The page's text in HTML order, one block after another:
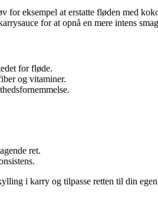
for eksempel at erstatte fløden med
for at opnå en mere intens
for fløde.
og vitaminer.
ret.
i karry og tilpasse retten til din